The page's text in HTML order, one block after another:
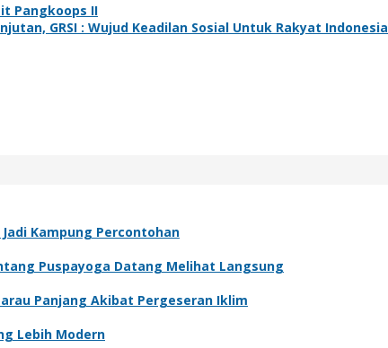
Pangkoops II
GRSI : Wujud Keadilan Sosial Untuk Rakyat Indonesia
Kampung Percontohan
Puspayoga Datang Melihat Langsung
Panjang Akibat Pergeseran Iklim
Lebih Modern